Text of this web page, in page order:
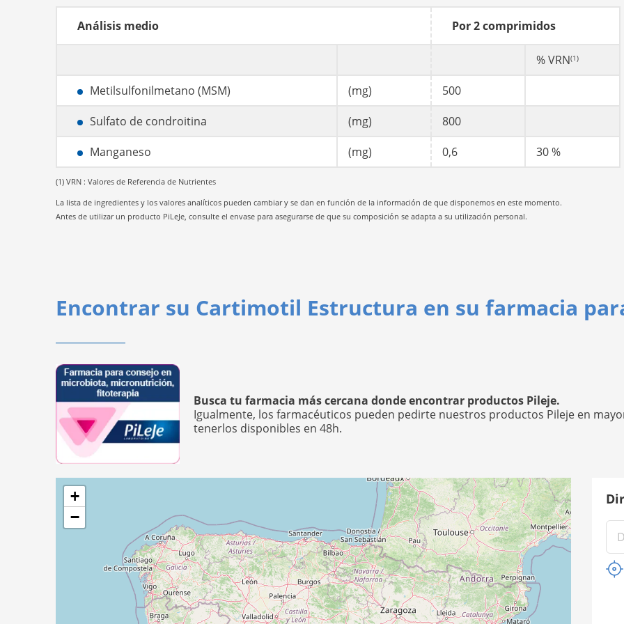
Análisis medio Por 2 comprimidos
% VRN(1)
Metilsulfonilmetano (MSM) (mg)
500
Sulfato de condroitina
(mg)
800
Manganeso
(mg) 0,6 30 %
(1) VRN : Valores de Referencia de Nutrientes
La lista de ingredientes y los valores analíticos pueden cambiar y se dan en función de la información de que disponemos en este momento.
Antes de utilizar un producto PiLeJe, consulte el envase para asegurarse de que su composición se adapta a su utilización personal.
Encontrar su Cartimotil Estructura en su farmacia
Busca tu farmacia más cercana donde encontrar productos Pileje.
Igualmente, los farmacéuticos pueden pedirte nuestros productos Pileje en
tenerlos disponibles en 48h.
+
−